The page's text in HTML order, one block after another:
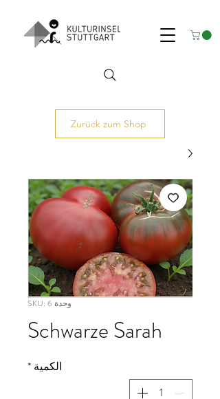
Zurück zum Shop
وحدة SKU: 6
Schwarze Sarah
الكمية *